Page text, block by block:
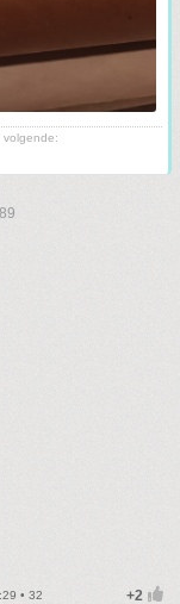
volgende:
• 32